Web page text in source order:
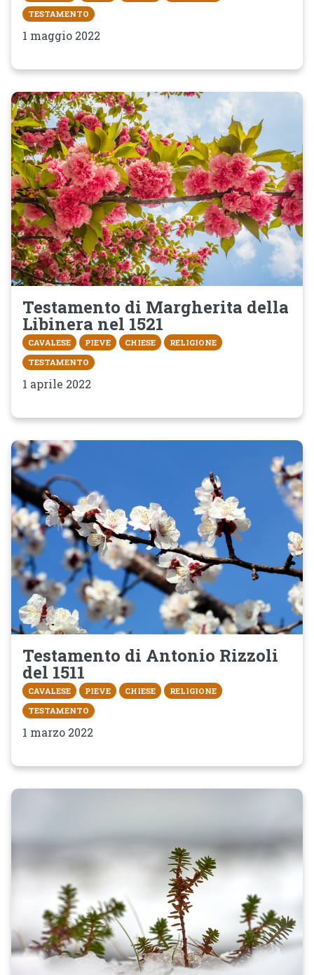
TESTAMENTO
1 maggio 2022
Testamento di Margherita della
Libinera nel 1521
CAVALESE PIEVE CHIESE
RELIGIONE
TESTAMENTO
1 aprile 2022
Testamento di Antonio Rizzoli
del 1511
CAVALESE PIEVE CHIESE
RELIGIONE
TESTAMENTO
1 marzo 2022